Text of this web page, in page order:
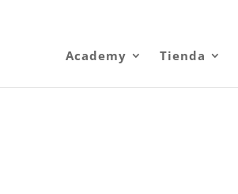
Academy Tienda